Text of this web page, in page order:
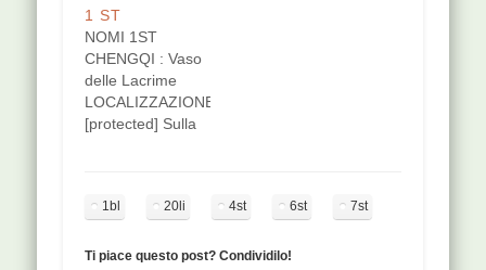
aguzzo
LOCALIZZAZIONE
[protected]
All'intersezione di
una linea verticale
passante per il
dell'osso
punto giace sul
stomaco e della
trasporta i fluidi
1 ST
NOMI 1ST
CHENGQI : Vaso
delle Lacrime
LOCALIZZAZIONE
[protected] Sulla
fossetta sul punto
margine inferiore
1bl 20li 4st 6st 7st
Ti piace questo post? Condividilo!